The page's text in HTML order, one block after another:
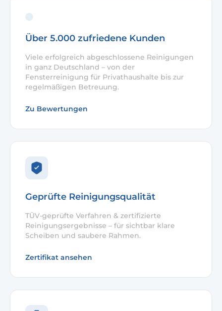
Über 5.000 zufriedene Kunden
Viele erfolgreich abgeschlossene Reinigungen
in ganz Deutschland – von der
Fensterreinigung für Privathaushalte bis zur
regelmäßigen Betreuung.
Zu Bewertungen
Geprüfte Reinigungsqualität
TÜV-geprüfte Verfahren & zertifizierte
Reinigungsergebnisse – für sichtbar klare
Scheiben und saubere Rahmen.
Zertifikat ansehen